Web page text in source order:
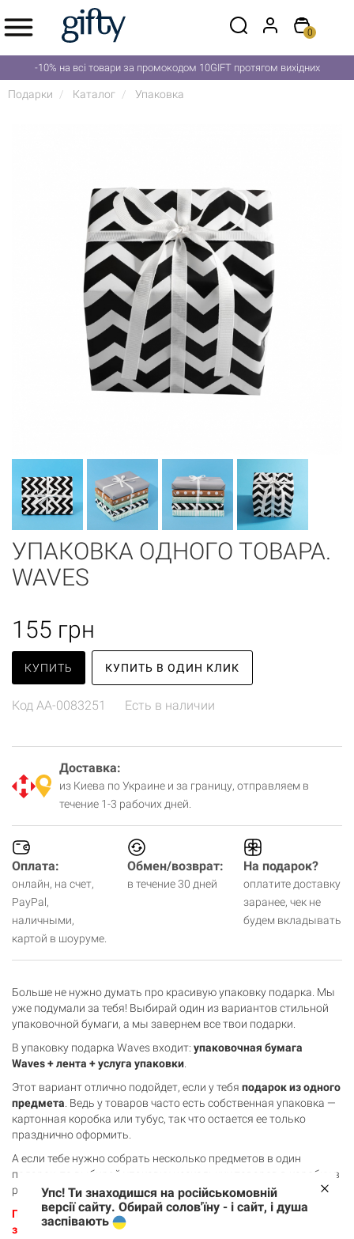
0
-10% на всі товари за промокодом 10GIFT протягом вихідних
Подарки Каталог Упаковка
УПАКОВКА ОДНОГО ТОВАРА.
WAVES
155 грн
КУПИТЬ КУПИТЬ В ОДИН КЛИК
Код AA-0083251 Есть в наличии
Доставка:
из Киева по Украине и за границу, отправляем в
течение 1-3 рабочих дней.
Оплата:
онлайн, на счет,
PayPal,
наличными,
картой в шоуруме.
Обмен/возврат:
в течение 30 дней
На подарок?
оплатите доставку
заранее, чек не
будем вкладывать
Больше не нужно думать про красивую упаковку подарка. Мы
уже подумали за тебя! Выбирай один из вариантов стильной
упаковочной бумаги, а мы завернем все твои подарки.
В упаковку подарка Waves входит: упаковочная бумага
Waves+ лента + услуга упаковки.
Этот вариант отлично подойдет, если у тебя подарок из одного
предмета. Ведь у товаров часто есть собственная упаковка —
картонная коробка или тубус, так что остается ее только
празднично оформить.
А если тебе нужно собрать несколько предметов в один
подарок, то выбирай упаковку нескольких товаров в коробку в
разделеУПАКОВКА.
ПОСЛУГА пакування подарунку надається лише при
замовленні товару в Gifty
Упс! Ти знаходишся на російськомовній
версії сайту. Обирай солов'їну - і сайт, і душа
заспівають